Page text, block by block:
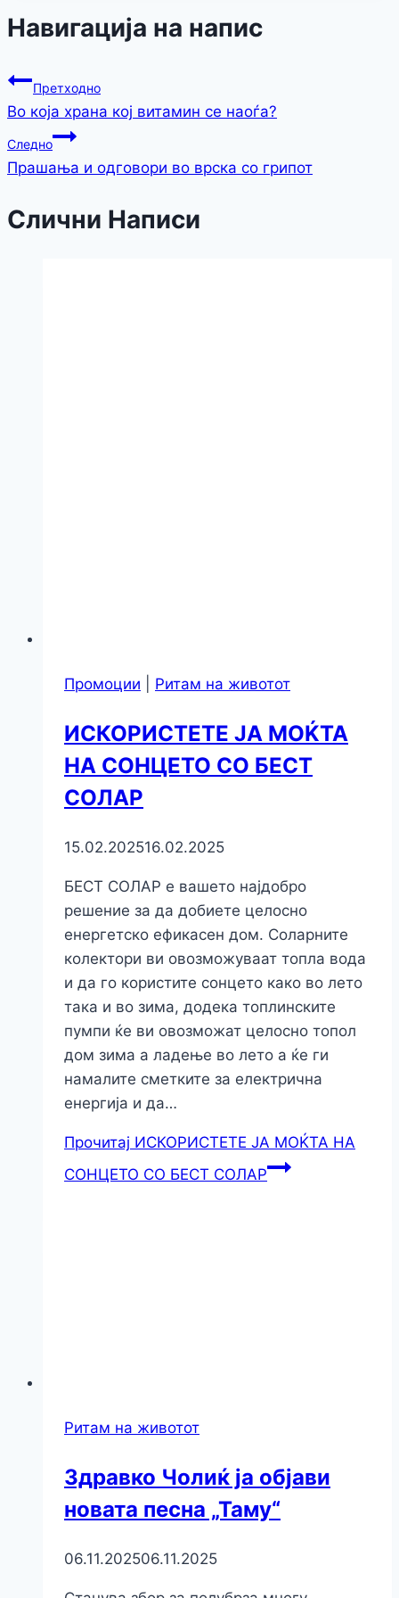
Навигација на напис
Претходно
Во која храна кој витамин се наоѓа?
Следно
Прашања и одговори во врска со грипот
Слични Написи
Промоции Ритам на животот
ИСКОРИСТЕТЕ ЈА МОЌТА
НА СОНЦЕТО СО БЕСТ
СОЛАР
15.02.202516.02.2025
БЕСТ СОЛАР е вашето најдобро
решение за да добиете целосно
енергетско ефикасен дом. Соларните
колектори ви овозможуваат топла вода
и да го користите сонцето како во лето
така и во зима, додека топлинските
пумпи ќе ви овозможат целосно топол
дом зима а ладење во лето а ќе ги
намалите сметките за електрична
енергија и да…
Прочитај ИСКОРИСТЕТЕ ЈА МОЌТА НА
СОНЦЕТО СО БЕСТ СОЛАР
Ритам на животот
Здравко Чолиќ ја објави
новата песна „Таму“
06.11.202506.11.2025